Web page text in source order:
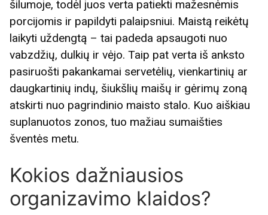
šilumoje, todėl juos verta patiekti mažesnėmis
porcijomis ir papildyti palaipsniui. Maistą reikėtų
laikyti uždengtą – tai padeda apsaugoti nuo
vabzdžių, dulkių ir vėjo. Taip pat verta iš anksto
pasiruošti pakankamai servetėlių, vienkartinių ar
daugkartinių indų, šiukšlių maišų ir gėrimų zoną
atskirti nuo pagrindinio maisto stalo. Kuo aiškiau
suplanuotos zonos, tuo mažiau sumaišties
šventės metu.
Kokios dažniausios
organizavimo klaidos?